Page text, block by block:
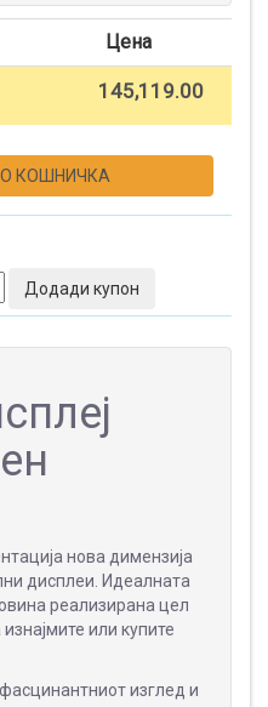
Цена
145,119.00
КОШНИЧКА
Додади купон
нова димензија
дисплеи. Идеалната
реализирана цел
или купите
изглед и